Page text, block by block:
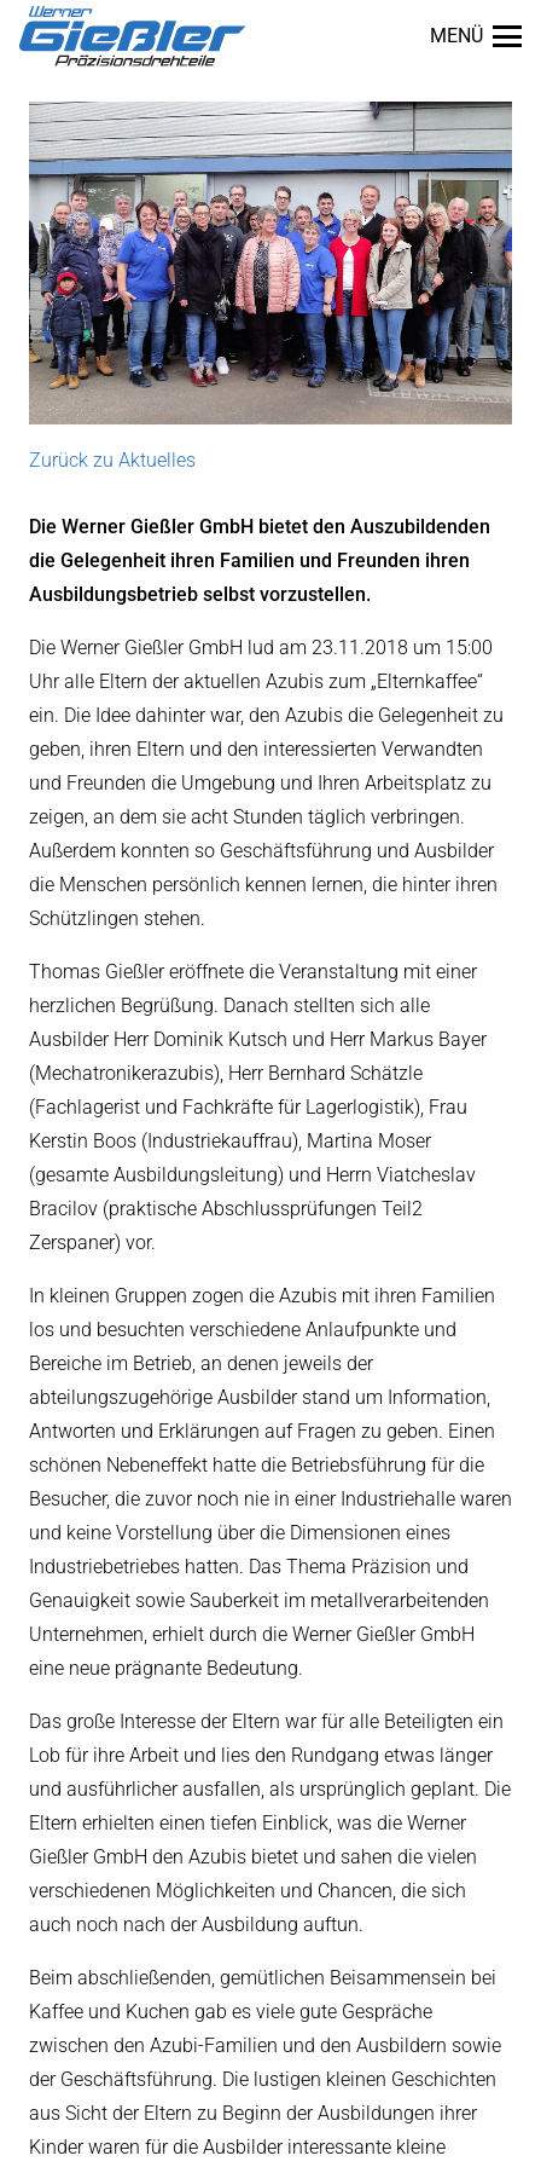
MENÜ
Zurück zu Aktuelles
Die Werner Gießler GmbH bietet den Auszubildenden
die Gelegenheit ihren Familien und Freunden ihren
Ausbildungsbetrieb selbst vorzustellen.
Die Werner Gießler GmbH lud am 23.11.2018 um 15:00
Uhr alle Eltern der aktuellen Azubis zum „Elternkaffee“
ein. Die Idee dahinter war, den Azubis die Gelegenheit zu
geben, ihren Eltern und den interessierten Verwandten
und Freunden die Umgebung und Ihren Arbeitsplatz zu
zeigen, an dem sie acht Stunden täglich verbringen.
Außerdem konnten so Geschäftsführung und Ausbilder
die Menschen persönlich kennen lernen, die hinter ihren
Schützlingen stehen.
Thomas Gießler eröffnete die Veranstaltung mit einer
herzlichen Begrüßung. Danach stellten sich alle
Ausbilder Herr Dominik Kutsch und Herr Markus Bayer
(Mechatronikerazubis), Herr Bernhard Schätzle
(Fachlagerist und Fachkräfte für Lagerlogistik), Frau
Kerstin Boos (Industriekauffrau), Martina Moser
(gesamte Ausbildungsleitung) und Herrn Viatcheslav
Bracilov (praktische Abschlussprüfungen Teil2
Zerspaner) vor.
In kleinen Gruppen zogen die Azubis mit ihren Familien
los und besuchten verschiedene Anlaufpunkte und
Bereiche im Betrieb, an denen jeweils der
abteilungszugehörige Ausbilder stand um Information,
Antworten und Erklärungen auf Fragen zu geben. Einen
schönen Nebeneffekt hatte die Betriebsführung für die
Besucher, die zuvor noch nie in einer Industriehalle waren
und keine Vorstellung über die Dimensionen eines
Industriebetriebes hatten. Das Thema Präzision und
Genauigkeit sowie Sauberkeit im metallverarbeitenden
Unternehmen, erhielt durch die Werner Gießler GmbH
eine neue prägnante Bedeutung.
Das große Interesse der Eltern war für alle Beteiligten ein
Lob für ihre Arbeit und lies den Rundgang etwas länger
und ausführlicher ausfallen, als ursprünglich geplant. Die
Eltern erhielten einen tiefen Einblick, was die Werner
Gießler GmbH den Azubis bietet und sahen die vielen
verschiedenen Möglichkeiten und Chancen, die sich
auch noch nach der Ausbildung auftun.
Beim abschließenden, gemütlichen Beisammensein bei
Kaffee und Kuchen gab es viele gute Gespräche
zwischen den Azubi-Familien und den Ausbildern sowie
der Geschäftsführung. Die lustigen kleinen Geschichten
aus Sicht der Eltern zu Beginn der Ausbildungen ihrer
Kinder waren für die Ausbilder interessante kleine